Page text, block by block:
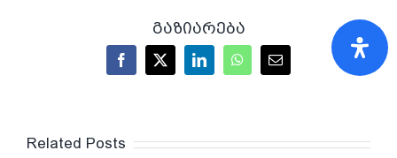
გაზიარება
Facebook
X LinkedInWhatsApp
Email
Related Posts